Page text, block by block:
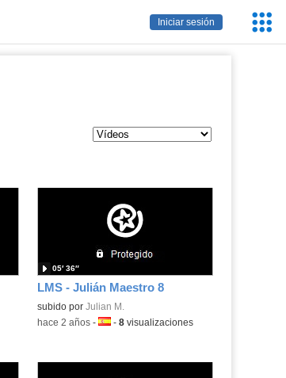
Iniciar sesión
LMS - Julián Maestro 8
subido por Julian M.
05′ 36″
-hace 2 años- Idioma:
- 8visualizaciones